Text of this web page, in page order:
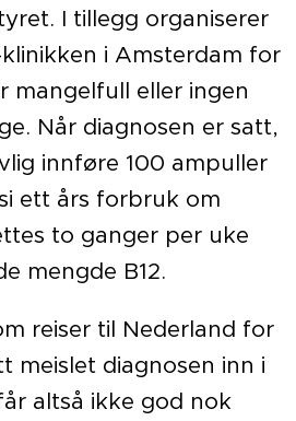
I tillegg organiserer
klinikken i Amsterdam for
mangelfull eller ingen
Når diagnosen er satt,
innføre 100 ampuller
ett års forbruk om
to ganger per uke
mengde B12.
reiser til Nederland for
meislet diagnosen inn i
altså ikke god nok